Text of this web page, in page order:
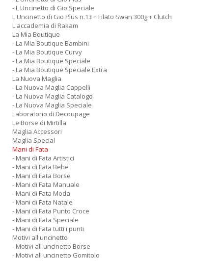
- L Uncinetto di Gio Speciale
L'Uncinetto di Gio Plus n.13 + Filato Swan 300g + Clutch
L'accademia di Rakam
La Mia Boutique
- La Mia Boutique Bambini
- La Mia Boutique Curvy
- La Mia Boutique Speciale
- La Mia Boutique Speciale Extra
La Nuova Maglia
- La Nuova Maglia Cappelli
- La Nuova Maglia Catalogo
- La Nuova Maglia Speciale
Laboratorio di Decoupage
Le Borse di Mirtilla
Maglia Accessori
Maglia Special
Mani di Fata
- Mani di Fata Artistici
- Mani di Fata Bebe
- Mani di Fata Borse
- Mani di Fata Manuale
- Mani di Fata Moda
- Mani di Fata Natale
- Mani di Fata Punto Croce
- Mani di Fata Speciale
- Mani di Fata tutti i punti
Motivi all uncinetto
- Motivi all uncinetto Borse
- Motivi all uncinetto Gomitolo